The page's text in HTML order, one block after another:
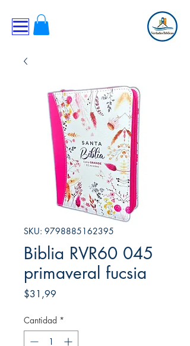
SKU: 9798885162395
Biblia RVR60 045
primaveral fucsia
$31,99
Cantidad *